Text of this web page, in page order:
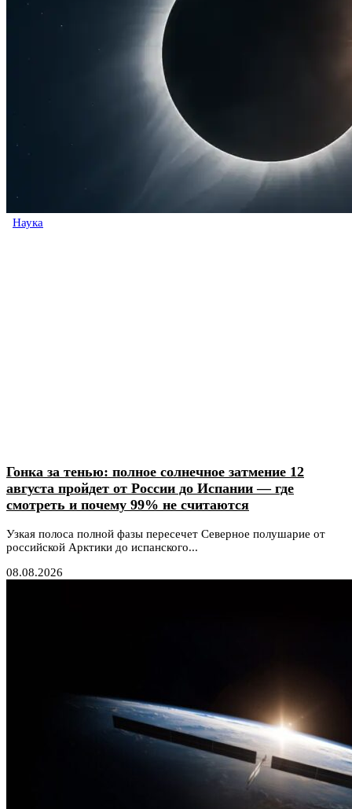
Наука
Гонка за тенью: полное солнечное затмение 12
августа пройдет от России до Испании — где
смотреть и почему 99% не считаются
Узкая полоса полной фазы пересечет Северное полушарие от
российской Арктики до испанского...
08.08.2026